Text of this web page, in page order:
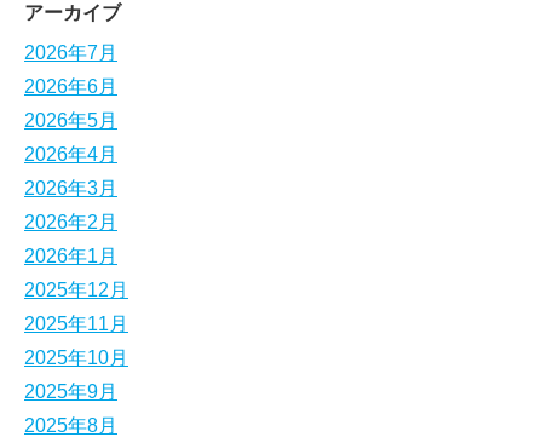
アーカイブ
2026年7月
2026年6月
2026年5月
2026年4月
2026年3月
2026年2月
2026年1月
2025年12月
2025年11月
2025年10月
2025年9月
2025年8月